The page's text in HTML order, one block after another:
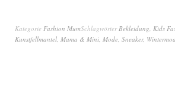
Kategorie Fashion MumSchlagwörterBekleidung, Kids
Kunstfellmantel, Mama & Mini, Mode, Sneaker,